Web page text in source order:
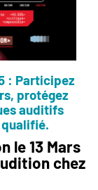
: Participez
protégez
auditifs
qualifié.
le 13 Mars
chez